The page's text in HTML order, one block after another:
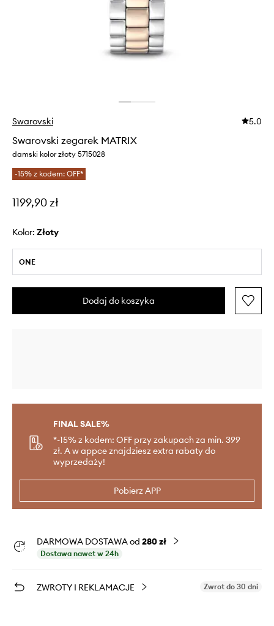
Swarovski 5.0
Swarovski zegarek MATRIX
damski kolor złoty 5715028
-15% z kodem: OFF*
1199,90 zł
Kolor: złoty
ONE
Dodaj do koszyka
FINAL SALE%
*-15% z kodem: OFF przy zakupach za min. 399
zł. A w appce znajdziesz extra rabaty do
wyprzedaży!
Pobierz APP
DARMOWA DOSTAWA od 280 zł
Dostawa nawet w 24h
ZWROTY I REKLAMACJE Zwrot do 30 dni